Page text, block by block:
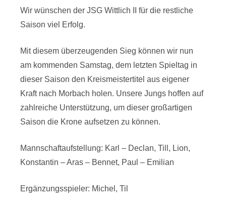
Wir wünschen der JSG Wittlich II für die restliche
Saison viel Erfolg.
Mit diesem überzeugenden Sieg können wir nun
am kommenden Samstag, dem letzten Spieltag in
dieser Saison den Kreismeistertitel aus eigener
Kraft nach Morbach holen. Unsere Jungs hoffen auf
zahlreiche Unterstützung, um dieser großartigen
Saison die Krone aufsetzen zu können.
Mannschaftaufstellung: Karl – Declan, Till, Lion,
Konstantin – Aras – Bennet, Paul – Emilian
Ergänzungsspieler: Michel, Til